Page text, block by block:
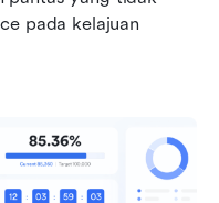
pada kelajuan